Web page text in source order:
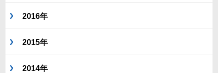
2016年
2015年
2014年